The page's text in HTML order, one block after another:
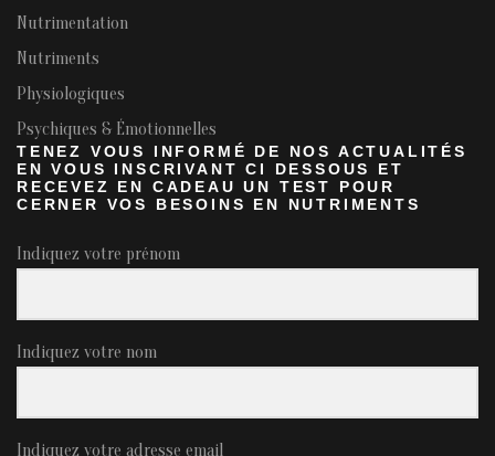
Nutrimentation
Nutriments
Physiologiques
Psychiques & Émotionnelles
TENEZ VOUS INFORMÉ DE NOS ACTUALITÉS
EN VOUS INSCRIVANT CI DESSOUS ET
RECEVEZ EN CADEAU UN TEST POUR
CERNER VOS BESOINS EN NUTRIMENTS
Indiquez votre prénom
Indiquez votre nom
Indiquez votre adresse email